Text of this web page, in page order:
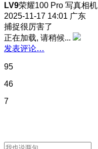
LV9荣耀100 Pro 写真相机
2025-11-17 14:01 广东
捕捉很厉害了
正在加载, 请稍候...
发表评论…
95
46
7